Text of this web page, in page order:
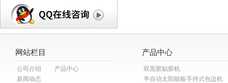
网站栏目
公司介绍
产品中心
新闻动态
产品中心
双面胶贴胶机
半自动太阳能板手持式包边机